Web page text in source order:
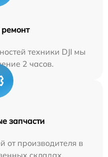
техники DJI мы
2 часов.
запчасти
от производителя в